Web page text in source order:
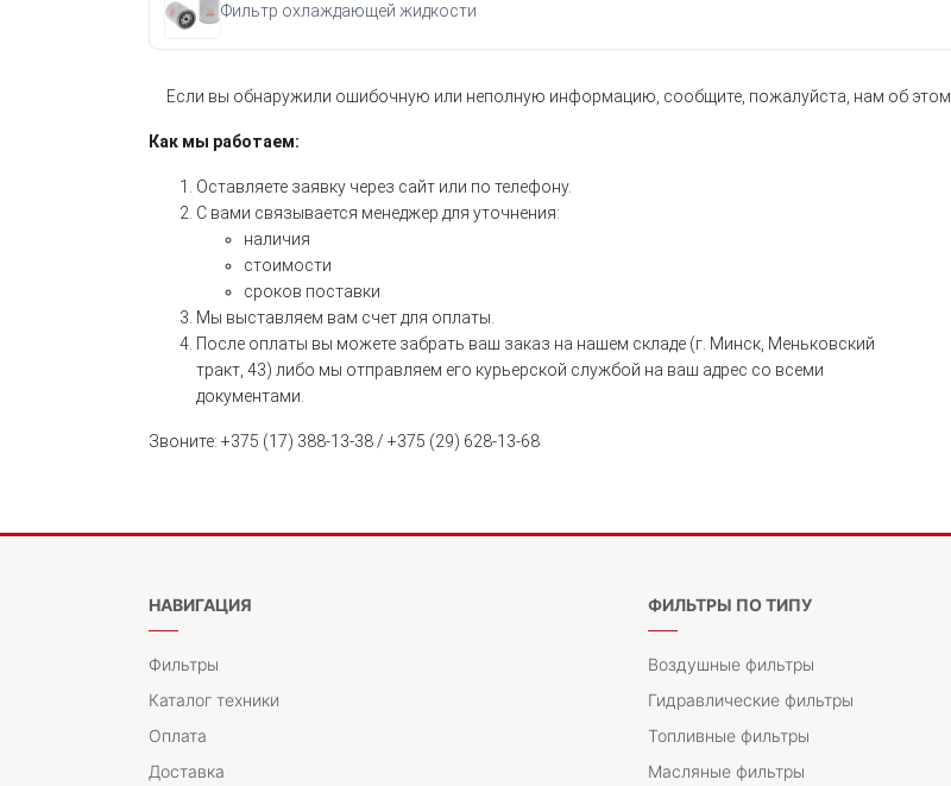
Фильтр охлаждающей жидкости
Если вы обнаружили ошибочную или неполную информацию, сообщите, пожалуйста, нам об этом.
Как мы работаем:
Оставляете заявку через сайт или по телефону.
С вами связывается менеджер для уточнения:
наличия
стоимости
сроков поставки
Мы выставляем вам счет для оплаты.
После оплаты вы можете забрать ваш заказ на нашем складе (г. Минск, Меньковский
тракт, 43) либо мы отправляем его курьерской службой на ваш адрес со всеми
документами.
Звоните: +375 (17) 388-13-38 / +375 (29) 628-13-68
НАВИГАЦИЯ
Фильтры
Каталог техники
Оплата
Доставка
ФИЛЬТРЫ ПО ТИПУ
Воздушные фильтры
Гидравлические фильтры
Топливные фильтры
Масляные фильтры